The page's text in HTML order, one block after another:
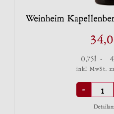
Weinheim
0,75l -
inkl MwSt.
-